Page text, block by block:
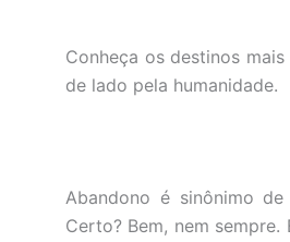
Conheça os destinos
de lado pela humanidade.
Abandono é sinônimo
Certo? Bem, nem